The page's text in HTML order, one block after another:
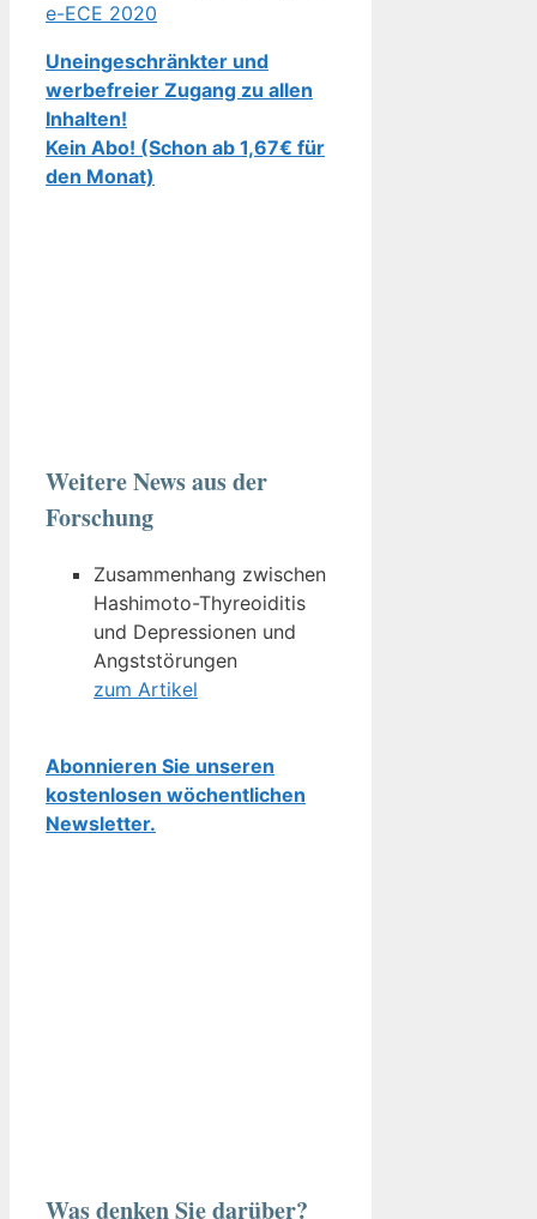
e-ECE 2020
Uneingeschränkter und
werbefreier Zugang zu allen
Inhalten!
Kein Abo! (Schon ab 1,67€ für
den Monat)
Weitere News aus der
Forschung
Zusammenhang zwischen
Hashimoto-Thyreoiditis
und Depressionen und
Angststörungen
zum Artikel
Abonnieren Sie unseren
kostenlosen wöchentlichen
Newsletter.
Was denken Sie darüber?